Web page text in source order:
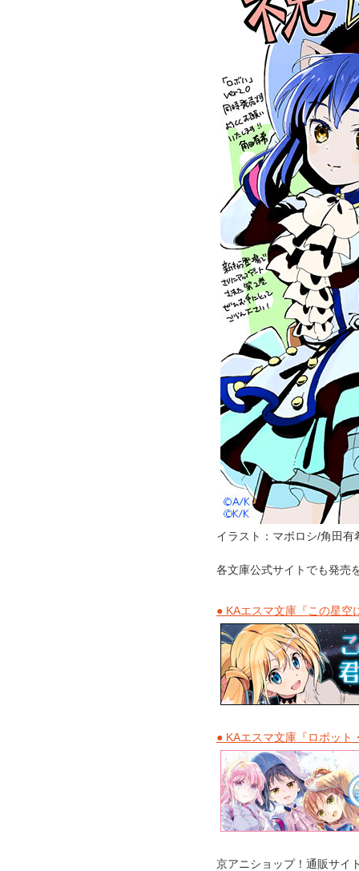
イラスト：マボロシ/角田有
各文庫公式サイトでも発売
● KAエスマ文庫『この星空
● KAエスマ文庫『ロボット
京アニショップ！通販サイ